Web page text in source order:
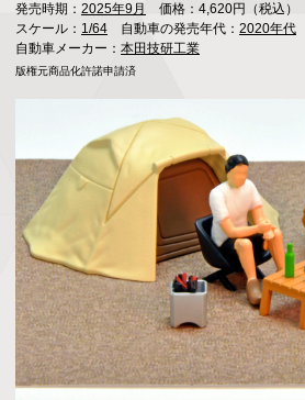
発売時期： 2025年9月
価格：4,620円（税込）
スケール： 1/64 自動車の発売年代： 2020年代
自動車メーカー： 本田技研工業
版権元商品化許諾申請済